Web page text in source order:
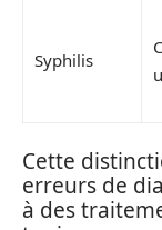
Syphilis
Cette
erreurs de
à des